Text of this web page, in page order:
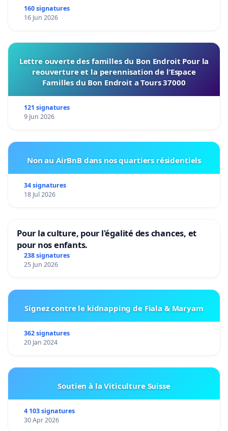
160 signatures
16 Jun 2026
Lettre ouverte des familles du Bon Endroit Pour la
reouverture et la perennisation de l’Espace
Familles du Bon Endroit a Tours 37000
121 signatures
9 Jun 2026
Non au AirBnB dans nos quartiers résidentiels
34 signatures
18 Jul 2026
Pour la culture, pour l'égalité des chances, et
pour nos enfants.
238 signatures
25 Jun 2026
Signez contre le kidnapping de Fiala & Maryam
362 signatures
20 Jan 2024
Soutien à la Viticulture Suisse
4 103 signatures
30 Apr 2026